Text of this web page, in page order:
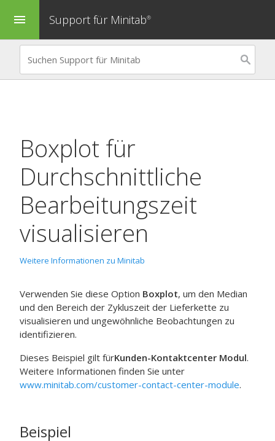
menu Support für Minitab®
Boxplot für
Durchschnittliche
Bearbeitungszeit
visualisieren
Weitere Informationen zu Minitab
Verwenden Sie diese Option Boxplot, um den Median
und den Bereich der Zykluszeit der Lieferkette zu
visualisieren und ungewöhnliche Beobachtungen zu
identifizieren.
Dieses Beispiel gilt fürKunden-Kontaktcenter Modul.
Weitere Informationen finden Sie unter
www.minitab.com/customer-contact-center-module.
Beispiel